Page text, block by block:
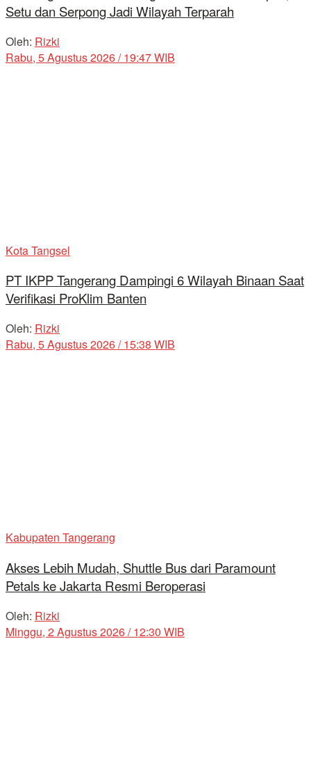
Setu dan Serpong Jadi Wilayah Terparah
Oleh: Rizki
Rabu, 5 Agustus 2026 / 19:47 WIB
Kota Tangsel
PT IKPP Tangerang Dampingi 6 Wilayah Binaan Saat
Verifikasi ProKlim Banten
Oleh: Rizki
Rabu, 5 Agustus 2026 / 15:38 WIB
Kabupaten Tangerang
Akses Lebih Mudah, Shuttle Bus dari Paramount
Petals ke Jakarta Resmi Beroperasi
Oleh: Rizki
Minggu, 2 Agustus 2026 / 12:30 WIB